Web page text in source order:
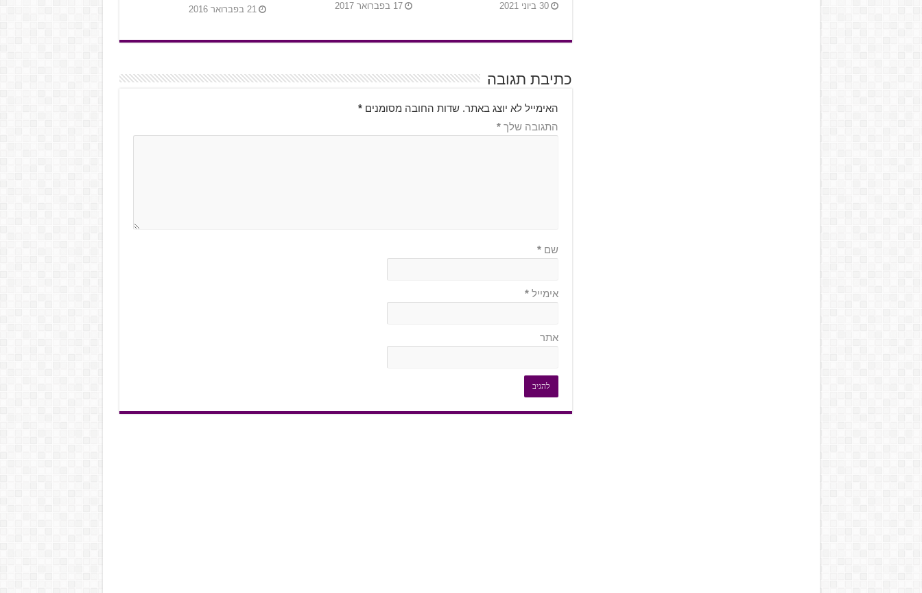
30 ביוני 2021 17 בפברואר 2017 21 בפברואר 2016
כתיבת תגובה
האימייל לא יוצג באתר. שדות החובה מסומנים*
התגובה שלך*
שם*
אימייל*
אתר